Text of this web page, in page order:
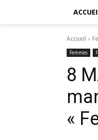
Accueil
Femmes
8
«